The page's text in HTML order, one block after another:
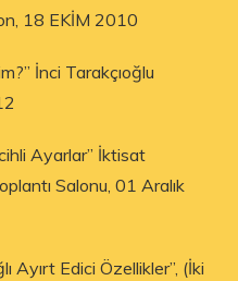
18 EKİM 2010
İnci Tarakçıoğlu
Ayarlar” İktisat
Salonu, 01 Aralık
Ayırt Edici Özellikler”, (İki